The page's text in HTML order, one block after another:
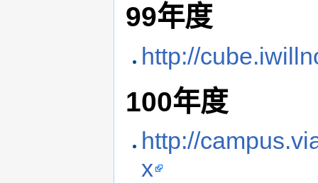
99年度
http://
100年度
http://
x